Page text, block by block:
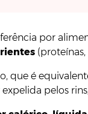
por
que é
pelos